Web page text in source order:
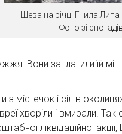
Шева на річці Гнила Липа
Фото зі спогадів.
Вони заплатили їй
містечок і сіл в
хворіли і вмирали. Так
ліквідаційної